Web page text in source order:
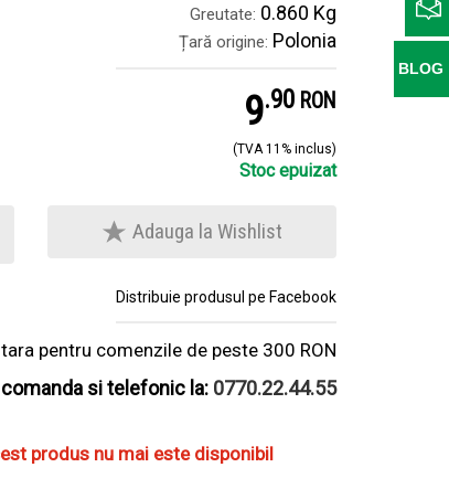
Greutate: 0.860 Kg
Țară origine: Polonia
9.9 RON
(TVA 11% inclus)
Stoc epuizat
Adauga la Wishlist
Distribuie produsul pe Facebook
tara pentru comenzile de peste 300 RON
si telefonic la: 0770.22.44.55
produs nu mai este disponibil
BLOG